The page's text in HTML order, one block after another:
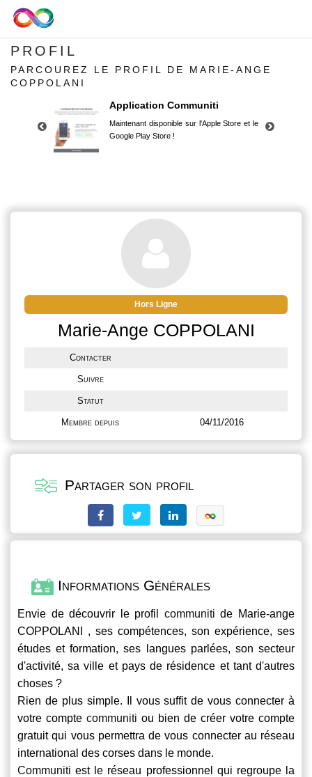
PROFIL
PARCOUREZ LE PROFIL DE MARIE-ANGE
COPPOLANI
Application Communiti
Maintenant disponible sur l'Apple Store et le
Google Play Store !
Google Play Store !
Hors Ligne
Marie-Ange COPPOLANI
Contacter
Suivre
Statut
Membre depuis 04/11/2016
Partager son profil
Informations Générales
Envie de découvrir le profil communiti de Marie-ange
COPPOLANI , ses compétences, son expérience, ses
études et formation, ses langues parlées, son secteur
d'activité, sa ville et pays de résidence et tant d'autres
choses ?
Rien de plus simple. Il vous suffit de vous connecter à
votre compte communiti ou bien de créer votre compte
gratuit qui vous permettra de vous connecter au réseau
international des corses dans le monde.
Communiti est le réseau professionnel qui regroupe la